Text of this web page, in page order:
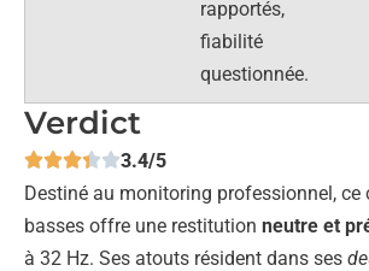
rapportés,
fiabilité
questionnée.
Verdict
3.4/5
Destiné au monitoring professionnel, ce
basses offre une restitution neutre et
à 32 Hz. Ses atouts résident dans ses